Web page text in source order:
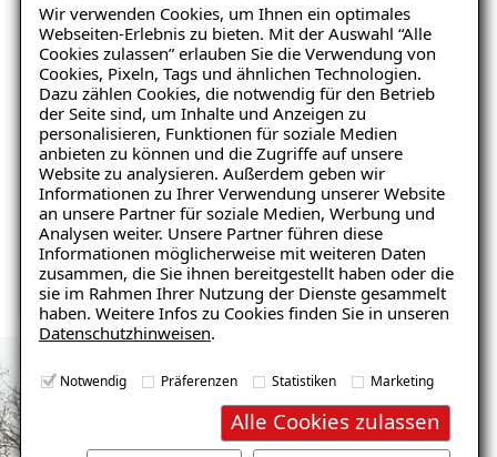
Wir verwenden Cookies, um Ihnen ein optimales
Webseiten-Erlebnis zu bieten. Mit der Auswahl “Alle
Cookies zulassen” erlauben Sie die Verwendung von
Cookies, Pixeln, Tags und ähnlichen Technologien.
Dazu zählen Cookies, die notwendig für den Betrieb
der Seite sind, um Inhalte und Anzeigen zu
personalisieren, Funktionen für soziale Medien
anbieten zu können und die Zugriffe auf unsere
Website zu analysieren. Außerdem geben wir
Informationen zu Ihrer Verwendung unserer Website
an unsere Partner für soziale Medien, Werbung und
Analysen weiter. Unsere Partner führen diese
Informationen möglicherweise mit weiteren Daten
zusammen, die Sie ihnen bereitgestellt haben oder die
sie im Rahmen Ihrer Nutzung der Dienste gesammelt
haben. Weitere Infos zu Cookies finden Sie in unseren
Datenschutzhinweisen.
Notwendig Präferenzen Statistiken Marketing
Alle Cookies zulassen
Behagliches Raumklima durch
klimaregulierende Wirkung
Wertsteigerung der Immobilie
Schnelle Nutzung als Wohnraum
Nicht brennbar
Ratgeber „Schimmel“
– jetzt kostenlos erhalten!
E-Mail eingeben